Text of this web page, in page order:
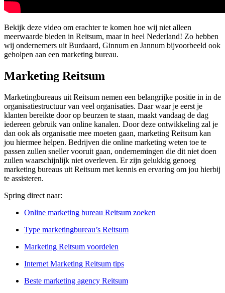
Bekijk deze video om erachter te komen hoe wij niet alleen
meerwaarde bieden in Reitsum, maar in heel Nederland! Zo hebben
wij ondernemers uit Burdaard, Ginnum en Jannum bijvoorbeeld ook
geholpen aan een marketing bureau.
Marketing Reitsum
Marketingbureaus uit Reitsum nemen een belangrijke positie in in de
organisatiestructuur van veel organisaties. Daar waar je eerst je
klanten bereikte door op beurzen te staan, maakt vandaag de dag
iedereen gebruik van online kanalen. Door deze ontwikkeling zal je
dan ook als organisatie mee moeten gaan, marketing Reitsum kan
jou hiermee helpen. Bedrijven die online marketing weten toe te
passen zullen sneller vooruit gaan, ondernemingen die dit niet doen
zullen waarschijnlijk niet overleven. Er zijn gelukkig genoeg
marketing bureaus uit Reitsum met kennis en ervaring om jou hierbij
te assisteren.
Spring direct naar:
Online marketing bureau Reitsum zoeken
Type marketingbureau’s Reitsum
Marketing Reitsum voordelen
Internet Marketing Reitsum tips
Beste marketing agency Reitsum